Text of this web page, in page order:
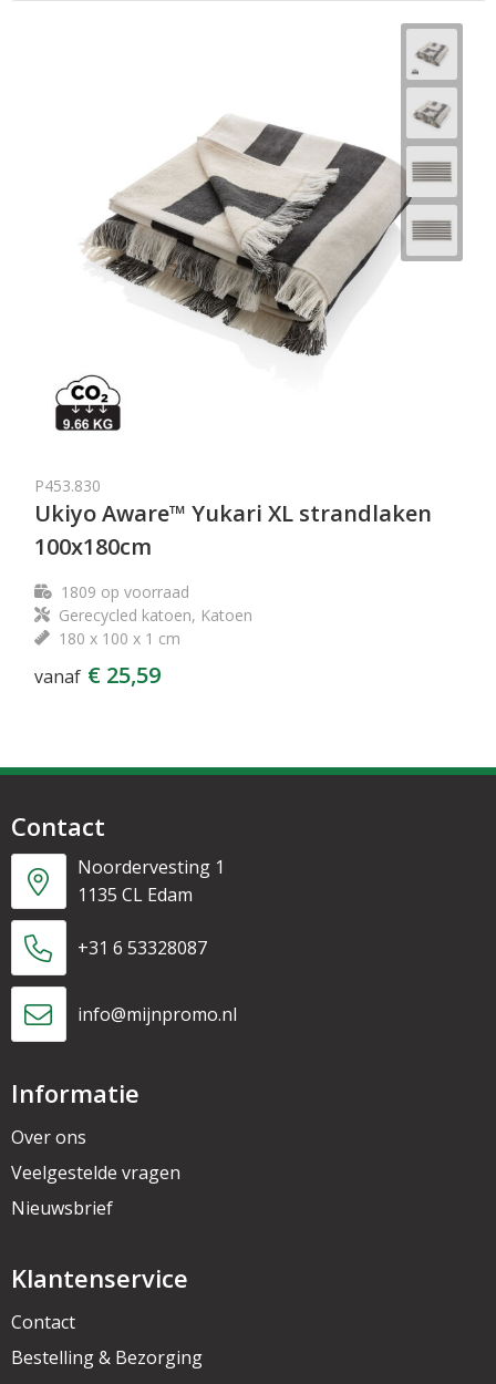
P453.830
Ukiyo Aware™ Yukari XL strandlaken
100x180cm
1809 op voorraad
Gerecycled katoen, Katoen
180 x 100 x 1 cm
vanaf € 25,59
Contact
Noordervesting 1
1135 CL Edam
+31 6 53328087
info@mijnpromo.nl
Informatie
Over ons
Veelgestelde vragen
Nieuwsbrief
Klantenservice
Contact
Bestelling & Bezorging